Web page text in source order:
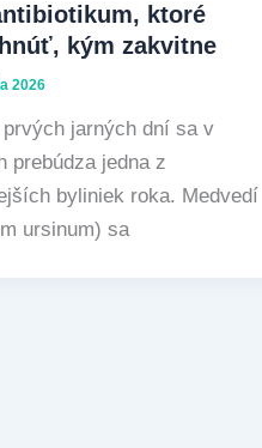
ktoré
kým zakvitne
2026
jarných dní sa v
prebúdza jedna z
byliniek roka. Medvedí
ursinum) sa